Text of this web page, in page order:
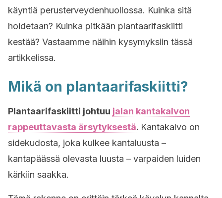
käyntiä perusterveydenhuollossa. Kuinka sitä
hoidetaan? Kuinka pitkään plantaarifaskiitti
kestää? Vastaamme näihin kysymyksiin tässä
artikkelissa.
Mikä on plantaarifaskiitti?
Plantaarifaskiitti johtuu jalan kantakalvon
rappeuttavasta ärsytyksestä. Kantakalvo on
sidekudosta, joka kulkee kantaluusta –
kantapäässä olevasta luusta – varpaiden luiden
kärkiin saakka.